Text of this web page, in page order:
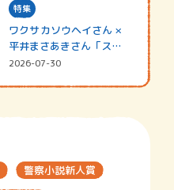
特集
ワクサカソウヘイさん ×
平井まさあきさん「スペ
シャ…
2026-07-30
警察小説新人賞